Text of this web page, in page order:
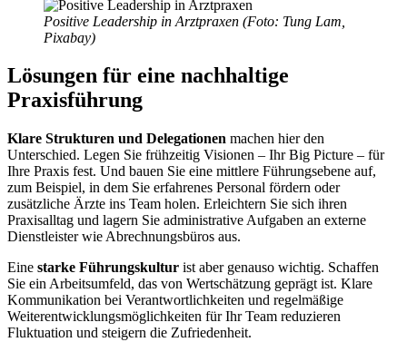
Positive Leadership in Arztpraxen (Foto: Tung Lam,
Pixabay)
Lösungen für eine nachhaltige
Praxisführung
Klare Strukturen und Delegationen machen hier den
Unterschied. Legen Sie frühzeitig Visionen – Ihr Big Picture – für
Ihre Praxis fest. Und bauen Sie eine mittlere Führungsebene auf,
zum Beispiel, in dem Sie erfahrenes Personal fördern oder
zusätzliche Ärzte ins Team holen. Erleichtern Sie sich ihren
Praxisalltag und lagern Sie administrative Aufgaben an externe
Dienstleister wie Abrechnungsbüros aus.
Eine starke Führungskultur ist aber genauso wichtig. Schaffen
Sie ein Arbeitsumfeld, das von Wertschätzung geprägt ist. Klare
Kommunikation bei Verantwortlichkeiten und regelmäßige
Weiterentwicklungsmöglichkeiten für Ihr Team reduzieren
Fluktuation und steigern die Zufriedenheit.